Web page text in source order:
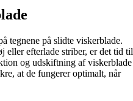
tegnene på slidte viskerblade.
eller efterlade striber, er det tid til
og udskiftning af viskerblade
at de fungerer optimalt, når